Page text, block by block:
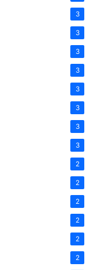
3
3
3
3
3
3
3
3
2
2
2
2
2
2